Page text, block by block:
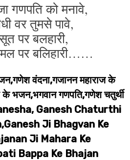
गणपति को मनावे,
वर तुमसे पावे,
पर बलहारी,
पर बलिहारी……
वंदना,गजानन महाराज के
के भजन,भगवान गणपति,गणेश चतुर्थी
Ganesh Chaturthi
Ji Bhagvan Ke
Ji Mahara Ke
Bappa Ke Bhajan